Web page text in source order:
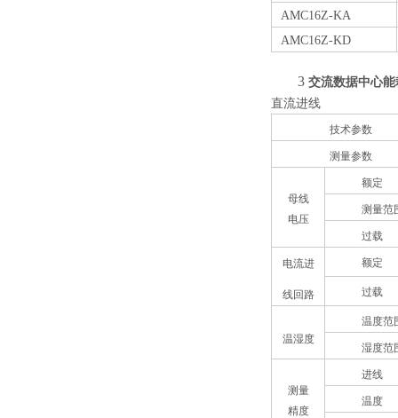
AMC16Z-KA
AMC16Z-KD
3 交流数据中心
直流进线
技术参数
测量参数
母线
电压
额定
测量范
过载
电流进
线回路
额定
过载
温湿度
温度范
湿度范
测量
精度
进线
温度